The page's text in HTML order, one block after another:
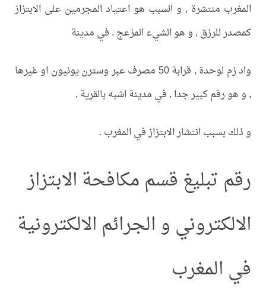
المغرب منتشرة , و السبب هو اعتياد المجرمين على الابتزاز
كمصدر للرزق , و هو الشيء المزعج . في مدينة
واد زم لوحدة , قرابة 50 مصرف عبر وسترن يونيون او غيرها
, و هو رقم كبير جدا , في مدينة اشبه بالقرية ,
و ذلك بسبب انتشار الابتزاز في المغرب .
رقم تبليغ قسم مكافحة الابتزاز
الالكتروني و الجرائم الالكترونية
في المغرب